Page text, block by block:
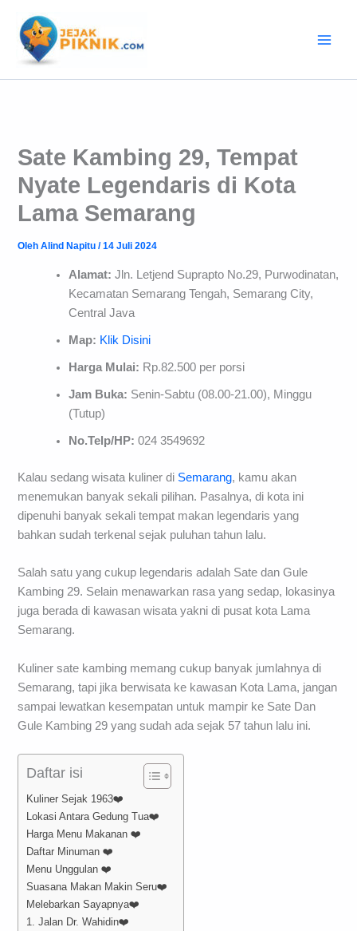
konten
Sate Kambing 29, Tempat
Nyate Legendaris di Kota
Lama Semarang
OlehAlind Napitu/14 Juli 2024
Alamat: Jln. Letjend Suprapto No.29, Purwodinatan,
Kecamatan Semarang Tengah, Semarang City,
Central Java
Map: Klik Disini
Harga Mulai: Rp.82.500 per porsi
Jam Buka: Senin-Sabtu (08.00-21.00), Minggu
(Tutup)
No.Telp/HP:024 3549692
Kalau sedang wisata kuliner di Semarang, kamu akan
menemukan banyak sekali pilihan. Pasalnya, di kota ini
dipenuhi banyak sekali tempat makan legendaris yang
bahkan sudah terkenal sejak puluhan tahun lalu.
Salah satu yang cukup legendaris adalah Sate dan Gule
Kambing 29. Selain menawarkan rasa yang sedap, lokasinya
juga berada di kawasan wisata yakni di pusat kota Lama
Semarang.
Kuliner sate kambing memang cukup banyak jumlahnya di
Semarang, tapi jika berwisata ke kawasan Kota Lama, jangan
sampai lewatkan kesempatan untuk mampir ke Sate Dan
Gule Kambing 29 yang sudah ada sejak 57 tahun lalu ini.
Daftar isi
Kuliner Sejak 1963❤️
Lokasi Antara Gedung Tua❤️
Harga Menu Makanan ❤️
Daftar Minuman ❤️
Menu Unggulan ❤️
Suasana Makan Makin Seru❤️
Melebarkan Sayapnya❤️
1. Jalan Dr. Wahidin❤️